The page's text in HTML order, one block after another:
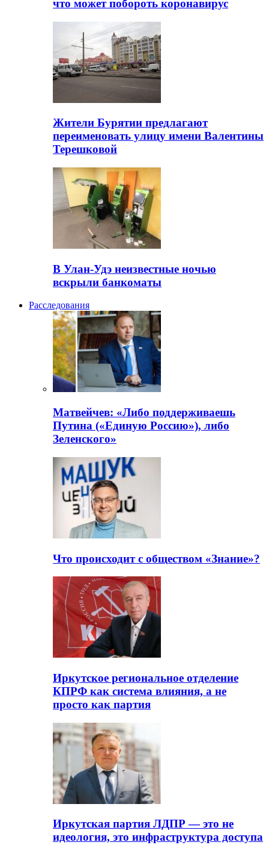
что может побороть коронавирус
Жители Бурятии предлагают
переименовать улицу имени Валентины
Терешковой
В Улан-Удэ неизвестные ночью
вскрыли банкоматы
Расследования
Матвейчев: «Либо поддерживаешь
Путина («Единую Россию»), либо
Зеленского»
Что происходит с обществом «Знание»?
Иркутское региональное отделение
КПРФ как система влияния, а не
просто как партия
Иркутская партия ЛДПР — это не
идеология, это инфраструктура доступа